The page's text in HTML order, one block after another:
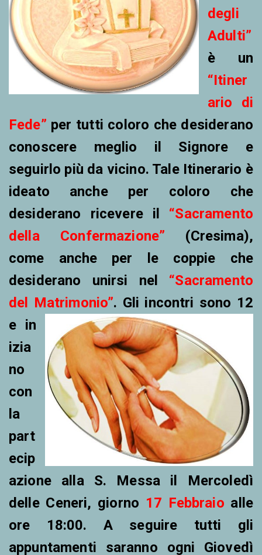
degli
Adulti”
è un
“Itiner
ario di
Fede” per tutti coloro che desiderano
conoscere meglio il Signore e
seguirlo più da vicino. Tale Itinerario è
ideato anche per coloro che
desiderano ricevere il “Sacramento
della Confermazione” (Cresima),
come anche per le coppie che
desiderano unirsi nel “Sacramento
del Matrimonio”. Gli incontri sono 12
e in
izia
no
con
la
part
ecip
azione alla S. Messa il Mercoledì
delle Ceneri, giorno 17 Febbraio alle
ore 18:00. A seguire tutti gli
appuntamenti saranno ogni Giovedì